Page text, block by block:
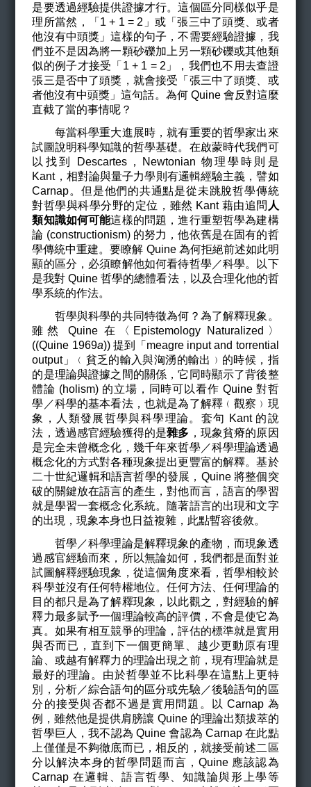
是要透過經驗提供證據才行。這個區分同樣似乎是
理所當然，「1 + 1 = 2」或「張三中了頭獎、或者
他沒有中頭獎」這樣的句子，不需要經驗證據，我
們並不是因為將一顆砂礫加上另一顆砂礫或其他類
似的例子才接受「1 + 1 = 2」，我們也不用去查證
張三是否中了頭獎，就會接受「張三中了頭獎、或
者他沒有中頭獎」這句話。為何 Quine 會反對這麼
直截了當的事情呢？
每當科學重大進展時，就有重要的哲學家出來
試圖說明科學知識的哲學基礎。在啟蒙時代我們可
以找到 Descartes，Newtonian 物理學時則是
Kant，相對論與量子力學則有邏輯經驗主義，譬如
Carnap。但是他們的共通點是從未跳脫哲學傳統
對哲學與科學分野的定位，雖然 Kant 藉由追問 人
類知識如何可能這樣的問題，進行重塑哲學為建構
論 (constructionism) 的努力，他依舊是在固有的哲
學傳統中重建。要瞭解 Quine 為何拒絕前述如此明
顯的區分，必須瞭解他如何看待哲學／科學。以下
是我對 Quine 哲學的總體看法，以及合理化他的哲
學系統的作法。
哲學與科學的共同特徵為何？為了解釋現象。
雖然 Quine 在〈Epistemology Naturalized〉
((Quine 1969a)) 提到「meagre input and torrential
output」﹙貧乏的輸入與洶湧的輸出﹚的時候，指
的是理論與證據之間的關係，它同時顯示了背後整
體論 (holism) 的立場，同時可以看作 Quine 對哲
學／科學的基本看法，也就是為了解釋﹙觀察﹚現
象，人類發展哲學與科學理論。套句 Kant 的說
法，透過感官經驗獲得的是雜多 ，現象貧瘠的原因
是完全未曾概念化，幾千年來哲學／科學理論透過
概念化的方式對各種現象提出更豐富的解釋。基於
二十世紀邏輯和語言哲學的發展，Quine 將整個突
破的關鍵放在語言的產生，對他而言，語言的學習
就是學習一套概念化系統。隨著語言的出現和文字
的出現，現象本身也日益複雜，此點暫容後敘。
哲學／科學理論是解釋現象的產物，而現象透
過感官經驗而來，所以無論如何，我們都是面對並
試圖解釋經驗現象，從這個角度來看，哲學相較於
科學並沒有任何特權地位。任何方法、任何理論的
目的都只是為了解釋現象，以此觀之，對經驗的解
釋力最多賦予一個理論較高的評價，不會是使它為
真。如果有相互競爭的理論，評估的標準就是實用
與否而已，直到下一個更簡單、越少更動原有理
論、或越有解釋力的理論出現之前，現有理論就是
最好的理論。由於哲學並不比科學在這點上更特
別，分析／綜合語句的區分或先驗／後驗語句的區
分的接受與否都不過是實用問題。以 Carnap 為
例，雖然他是提供肩膀讓 Quine 的理論出類拔萃的
哲學巨人，我不認為 Quine 會認為 Carnap 在此點
上僅僅是不夠徹底而已，相反的，就接受前述二區
分以解決本身的哲學問題而言，Quine 應該認為
Carnap 在邏輯、語言哲學、知識論與形上學等